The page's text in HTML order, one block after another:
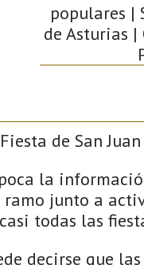
populares |
de Asturias
de San
la
ramo junto a
todas las
decirse que